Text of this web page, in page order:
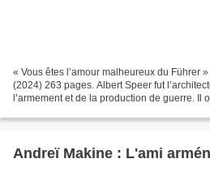
« Vous êtes l’amour malheureux du Führer
(2024) 263 pages. Albert Speer fut
l’armement et de la production de guerre. Il
Andreï Makine : L'ami